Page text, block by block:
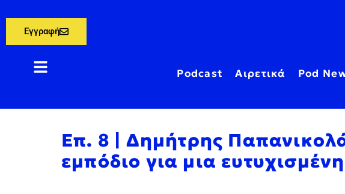
Εγγραφή
Podcast Αιρετικά Pod
Επ. 8 | Δημήτρης
εμπόδιο για μια